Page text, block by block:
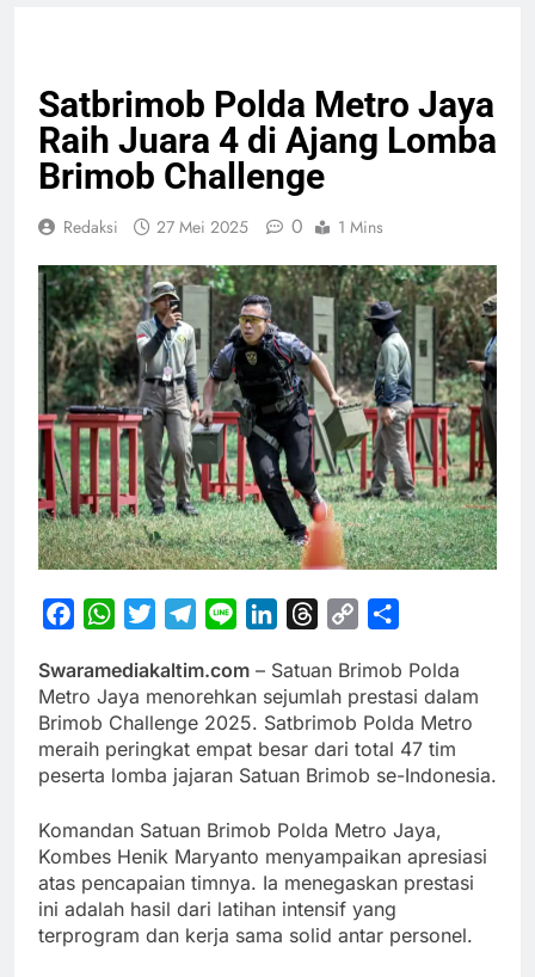
Satbrimob Polda Metro Jaya
Raih Juara 4 di Ajang Lomba
Brimob Challenge
Redaksi 27 Mei 2025 0 1 Mins
FacebookWhatsApp
TwitterTelegram
Line LinkedInThreads
Copy
Swaramediakaltim.com – Satuan Brimob Polda
Metro Jaya menorehkan sejumlah prestasi dalam
Brimob Challenge 2025. Satbrimob Polda Metro
meraih peringkat empat besar dari total 47 tim
peserta lomba jajaran Satuan Brimob se-Indonesia.
Komandan Satuan Brimob Polda Metro Jaya,
Kombes Henik Maryanto menyampaikan apresiasi
atas pencapaian timnya. Ia menegaskan prestasi
ini adalah hasil dari latihan intensif yang
terprogram dan kerja sama solid antar personel.